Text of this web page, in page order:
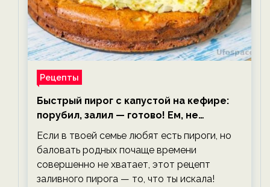
Рецепты
Быстрый пирог с капустой на кефире:
порубил, залил — готово! Ем, не
тревожась о фигуре!
Если в твоей семье любят есть пироги, но
баловать родных почаще времени
совершенно не хватает, этот рецепт
заливного пирога — то, что ты искала!